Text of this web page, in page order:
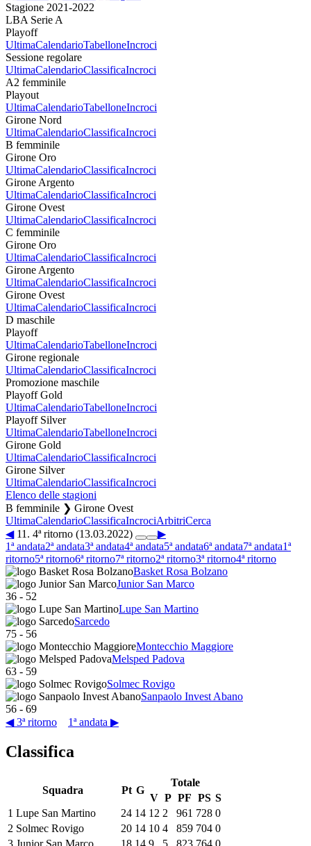
Stagione 2021-2022
LBA Serie A
Playoff
UltimaCalendarioTabelloneIncroci
Sessione regolare
UltimaCalendarioClassificaIncroci
A2 femminile
Playout
UltimaCalendarioTabelloneIncroci
Girone Nord
UltimaCalendarioClassificaIncroci
B femminile
Girone Oro
UltimaCalendarioClassificaIncroci
Girone Argento
UltimaCalendarioClassificaIncroci
Girone Ovest
UltimaCalendarioClassificaIncroci
C femminile
Girone Oro
UltimaCalendarioClassificaIncroci
Girone Argento
UltimaCalendarioClassificaIncroci
Girone Ovest
UltimaCalendarioClassificaIncroci
D maschile
Playoff
UltimaCalendarioTabelloneIncroci
Girone regionale
UltimaCalendarioClassificaIncroci
Promozione maschile
Playoff Gold
UltimaCalendarioTabelloneIncroci
Playoff Silver
UltimaCalendarioTabelloneIncroci
Girone Gold
UltimaCalendarioClassificaIncroci
Girone Silver
UltimaCalendarioClassificaIncroci
Elenco delle stagioni
B femminile ❯ Girone Ovest
UltimaCalendarioClassificaIncrociArbitriCerca
◀11. 4ª ritorno (13.03.2022)
▶
1ª andata2ª andata3ª andata4ª andata5ª andata6ª andata7ª andata1ª
ritorno5ª ritorno6ª ritorno7ª ritorno2ª ritorno3ª ritorno4ª ritorno
Basket Rosa Bolzano
Junior San Marco
36 - 52
Lupe San Martino
Sarcedo
75 - 56
Montecchio Maggiore
Melsped Padova
63 - 59
Solmec Rovigo
Sanpaolo Invest Abano
56 - 69
◀ 3ª ritorno
1ª andata ▶
Classifica
Squadra Pt G
Totale
V P PF PS S
1 Lupe San Martino 24 14 12 2 961 728 0
2 Solmec Rovigo 20 14 10 4 859 704 0